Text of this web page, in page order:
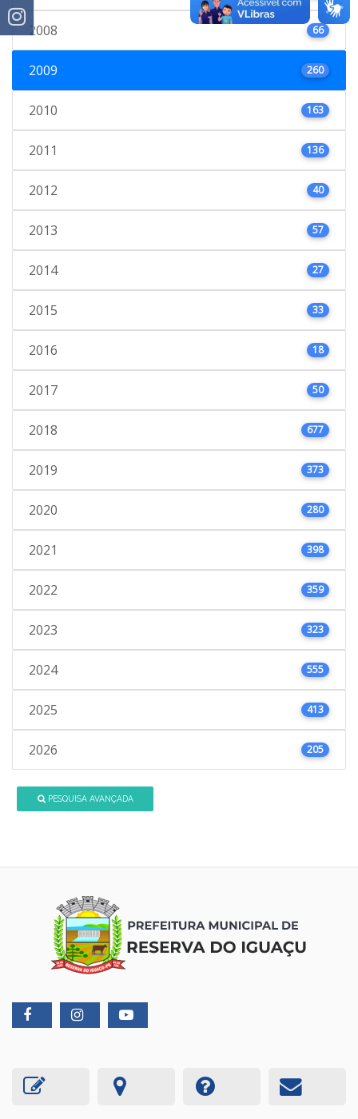
2008 66
2009 260
2010 163
2011 136
2012 40
2013 57
2014 27
2015 33
2016 18
2017 50
2018 677
2019 373
2020 280
2021 398
2022 359
2023 323
2024 555
2025 413
2026 205
PESQUISA AVANÇADA